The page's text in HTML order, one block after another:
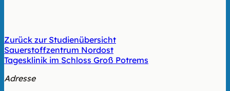
Zurück zur Studienübersicht
Sauerstoffzentrum Nordost
Tagesklinik im Schloss Groß Potrems
Adresse